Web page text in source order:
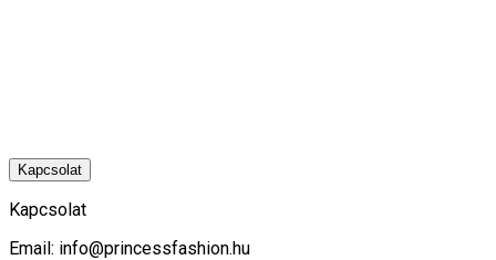
Kapcsolat
Kapcsolat
Email: info@princessfashion.hu